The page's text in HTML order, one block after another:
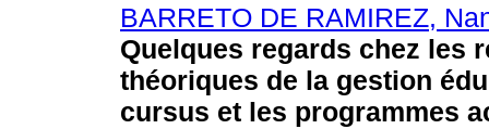
BARRETO DE RAMIREZ,
Quelques regards chez les
théoriques de la gestion
cursus et les programmes